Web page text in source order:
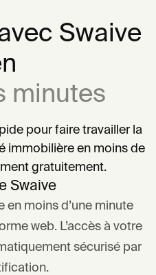
Swaive
minutes
pour faire travailler la
immobilière en moins de
gratuitement.
Swaive
en moins d’une minute
web. L’accès à votre
sécurisé par